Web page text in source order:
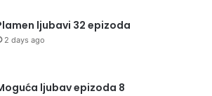
ljubavi 32 epizoda
2 days ago
ljubav epizoda 8